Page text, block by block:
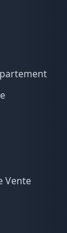
Vente